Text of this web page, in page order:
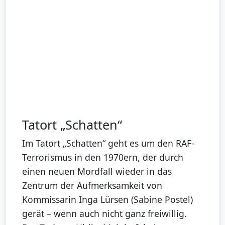
Tatort „Schatten“
Im Tatort „Schatten“ geht es um den RAF-
Terrorismus in den 1970ern, der durch
einen neuen Mordfall wieder in das
Zentrum der Aufmerksamkeit von
Kommissarin Inga Lürsen (Sabine Postel)
gerät – wenn auch nicht ganz freiwillig.